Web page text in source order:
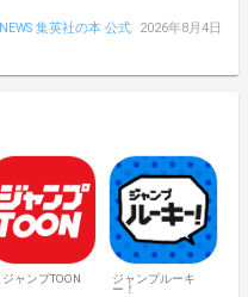
NEWS 集英社の本 公式
2026年8月4日
ジャンプTOON
ジャンプルーキ
ー！